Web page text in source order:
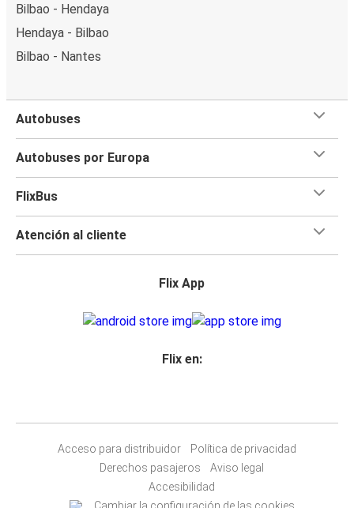
Bilbao - Hendaya
Hendaya - Bilbao
Bilbao - Nantes
Autobuses
Autobuses por Europa
FlixBus
Atención al cliente
Flix App
Flix en:
Acceso para distribuidor
Política de privacidad
Derechos pasajeros
Aviso legal
Accesibilidad
Cambiar la configuración de las cookies